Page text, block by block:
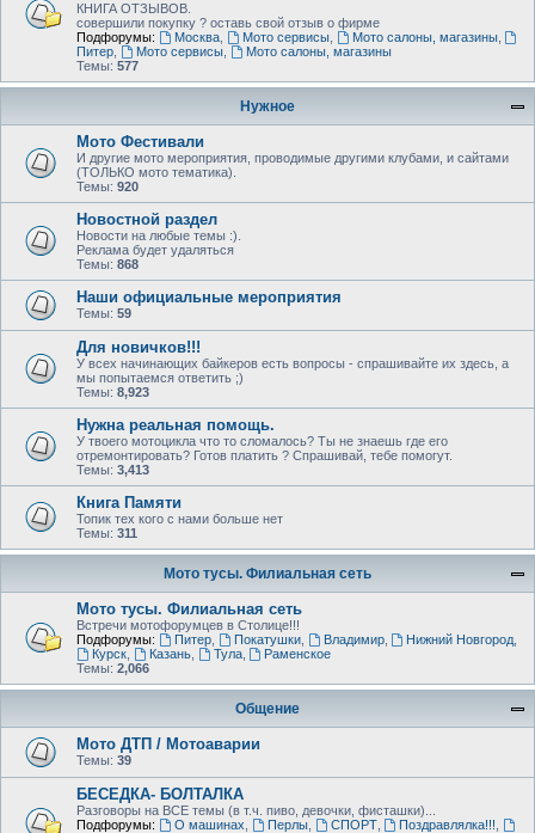
КНИГА ОТЗЫВОВ.
совершили покупку ? оставь свой отзыв о фирме
Подфорумы:
Москва, Мото сервисы, Мото салоны, магазины,
Питер
Мото сервисы,
Мото салоны, магазины
Темы: 577
Нужное
Мото Фестивали
И другие мото мероприятия, проводимые другими клубами, и сайтами
(ТОЛЬКО мото тематика).
Темы: 920
Новостной раздел
Новости на любые темы :).
Реклама будет удаляться
Темы: 868
Наши официальные мероприятия
Темы: 59
Для новичков!!!
У всех начинающих байкеров есть вопросы - спрашивайте их здесь, а
мы попытаемся ответить ;)
Темы: 8,923
Нужна реальная помощь.
У твоего мотоцикла что то сломалось? Ты не знаешь где его
отремонтировать? Готов платить ? Спрашивай, тебе помогут.
Темы: 3,413
Книга Памяти
Топик тех кого с нами больше нет
Темы: 311
Мото тусы. Филиальная сеть
Мото тусы. Филиальная сеть
Встречи мотофорумцев в Столице!!!
Подфорумы:
Питер, Покатушки, Владимир, Нижний Новгород
Курск, Казань, Тула,
Раменское
Темы: 2,066
Общение
Мото ДТП / Мотоаварии
Темы: 39
БЕСЕДКА- БОЛТАЛКА
Разговоры на ВСЕ темы (в т.ч. пиво, девочки, фисташки)...
Подфорумы:
О машинах Перлы, СПОРТ, Поздравлялка!!!